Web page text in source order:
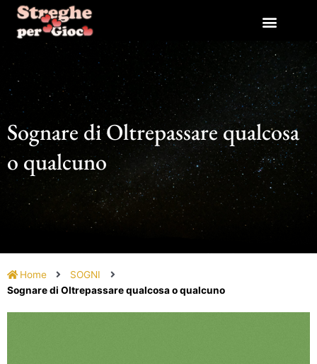
contenuto
Sognare di Oltrepassare qualcosa
o qualcuno
Home
SOGNI
Sognare di Oltrepassare qualcosa o qualcuno